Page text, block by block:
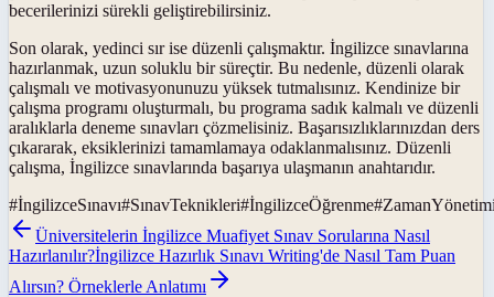
becerilerinizi sürekli geliştirebilirsiniz.
Son olarak, yedinci sır ise düzenli çalışmaktır. İngilizce sınavlarına
hazırlanmak, uzun soluklu bir süreçtir. Bu nedenle, düzenli olarak
çalışmalı ve motivasyonunuzu yüksek tutmalısınız. Kendinize bir
çalışma programı oluşturmalı, bu programa sadık kalmalı ve düzenli
aralıklarla deneme sınavları çözmelisiniz. Başarısızlıklarınızdan ders
çıkararak, eksiklerinizi tamamlamaya odaklanmalısınız. Düzenli
çalışma, İngilizce sınavlarında başarıya ulaşmanın anahtarıdır.
#İngilizceSınavı#SınavTeknikleri#İngilizceÖğrenme#
Üniversitelerin İngilizce Muafiyet Sınav Sorularına Nasıl
Hazırlanılır?İngilizce Hazırlık Sınavı Writing'de Nasıl Tam Puan
Alırsın? Örneklerle Anlatımı